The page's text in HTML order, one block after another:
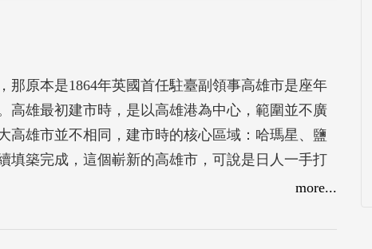
那原本是1864年英國首任駐臺副領事高雄市是座年
高雄最初建市時，是以高雄港為中心，範圍並不廣
高雄市並不相同，建市時的核心區域：哈瑪星、鹽
填築完成，這個嶄新的高雄市，可說是日人一手打
原本最重要的高雄市是座年輕城市，1924年才建
more...